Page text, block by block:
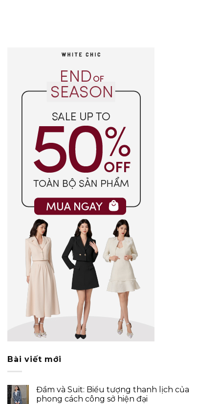
Bài viết mới
Đầm và Suit: Biểu tượng thanh lịch của
phong cách công sở hiện đại